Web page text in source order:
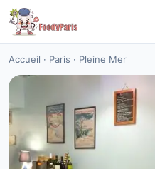
Accueil · Paris · Pleine Mer